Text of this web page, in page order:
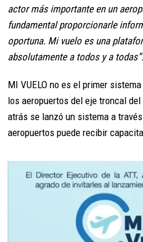
actor más importante en un
fundamental proporcionarle
oportuna. Mi vuelo es una
absolutamente a todos y a todas”.
MI VUELO no es el primer
los aeropuertos del eje troncal
atrás se lanzó un sistema a
aeropuertos puede recibir